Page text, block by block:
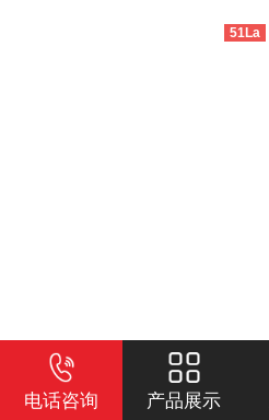
51La
电话咨询 产品展示